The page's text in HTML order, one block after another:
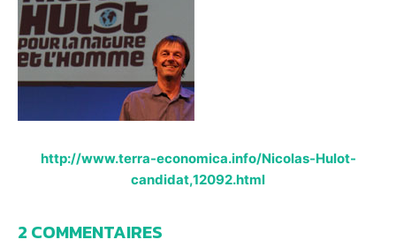
http://www.terra-economica.info/Nicolas-Hulot-
candidat,12092.html
2 COMMENTAIRES